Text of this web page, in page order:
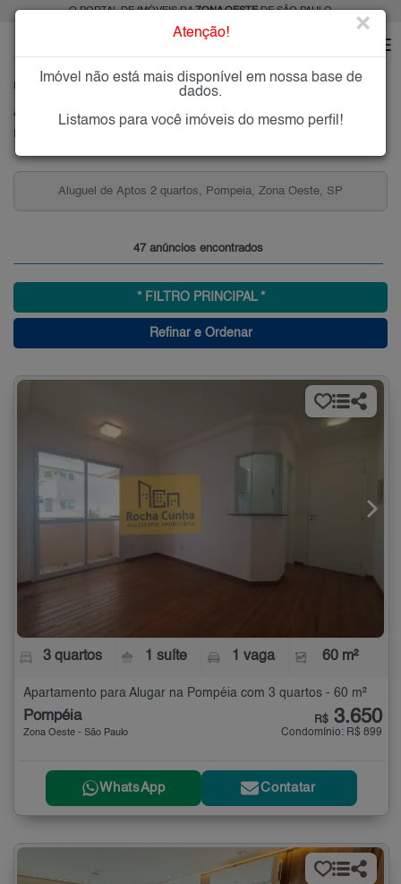
O PORTAL DE IMÓVEIS DAZONA OESTEDE SÃO PAULO
POMPÉIA
Alugar Imóveis na Pompéia, Zona Oeste de São Paulo
Aluguel de Aptos 2 quartos, Pompeia, Zona Oeste, SP
47 anúncios encontrados
* FILTRO PRINCIPAL *
Refinar e Ordenar
3 quartos 1 suíte 1 vaga 60 m²
Apartamento para Alugar na Pompéia com 3 quartos - 60 m²
Pompéia
Zona Oeste - São Paulo
R$ 3.650
Condomínio: R$ 899
WhatsApp Contatar
Atenção! ×
Imóvel não está mais disponível em nossa base de
dados.
Listamos para você imóveis do mesmo perfil!